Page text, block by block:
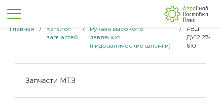
Главная /
Каталог
запчастей
/
Рукава высокого
давления
(гидравлические шланги)
/
РВД
ДУ12 27-
610
Запчасти МТЗ